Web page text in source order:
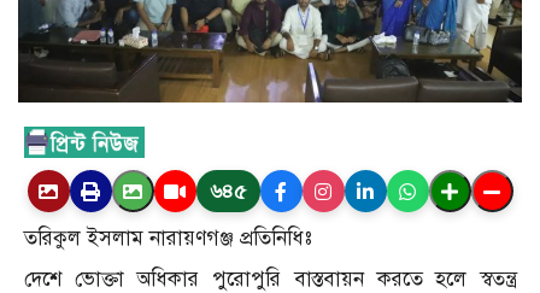
৬৪৫
তরিকুল ইসলাম নারায়ণগঞ্জ প্রতিনিধিঃ
দেশে ভোক্তা অধিকার পুরোপুরি বাস্তবায়ন করতে হলে স্বতন্ত্র